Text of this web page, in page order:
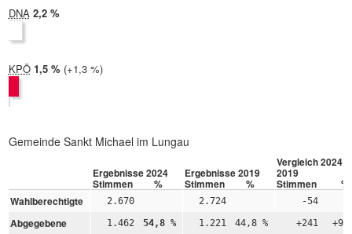
DNA 2024:
2,2 %
KPÖ 2024:
1,5 % Differenz:
+1,3 %
Gemeinde Sankt Michael im Lungau
Ergebnisse 2024 Ergebnisse 2019
Vergleich 2024 –
2019
Stimmen % Stimmen % Stimmen
%
Wahlberechtigte
2.670 2.724 -54
Abgegebene 1.462 54,8 % 1.221 44,8 % +241